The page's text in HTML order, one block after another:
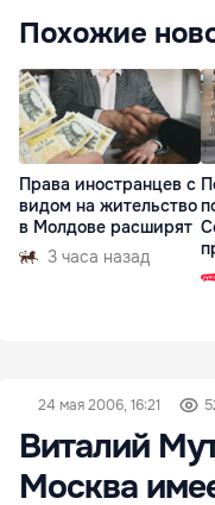
Похожие
Права иностранцев с
видом на жительство
в Молдове расширят
3 часа назад
24 мая 2006, 16:21
Виталий
Москва